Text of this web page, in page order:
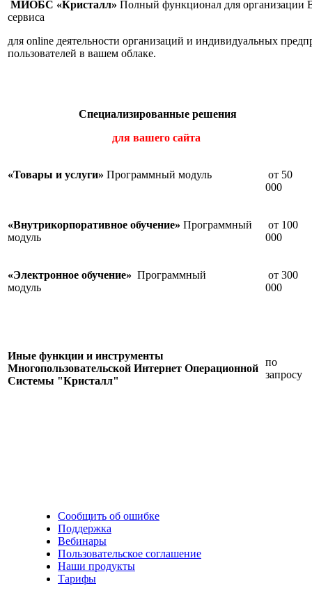
МИОБС «Кристалл» Полный функционал для организации
сервиса
для online деятельности организаций и индивидуальных
пользователей в вашем облаке.
Специализированные решения
для вашего сайта
«Товары и услуги» Программный модуль
от 50
000
«Внутрикорпоративное обучение» Программный
модуль
от 100
000
«Электронное обучение» Программный
модуль
от 300
000
Иные функции и инструменты
Многопользовательской Интернет Операционной
Системы "Кристалл"
по
запросу
Сообщить об ошибке
Поддержка
Вебинары
Пользовательское соглашение
Наши продукты
Тарифы